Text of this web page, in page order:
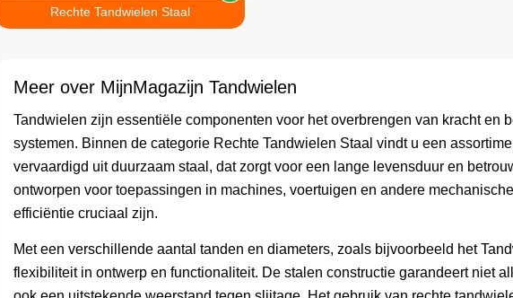
Meer over MijnMagazijn Tandwielen
Tandwielen zijn essentiële componenten voor het overbrengen van kracht en
systemen. Binnen de categorie Rechte Tandwielen Staal vindt u een
vervaardigd uit duurzaam staal, dat zorgt voor een lange levensduur en
ontworpen voor toepassingen in machines, voertuigen en andere
efficiëntie cruciaal zijn.
Met een verschillende aantal tanden en diameters, zoals bijvoorbeeld het
flexibiliteit in ontwerp en functionaliteit. De stalen constructie garandeert niet
Rechte Tandwielen Staal